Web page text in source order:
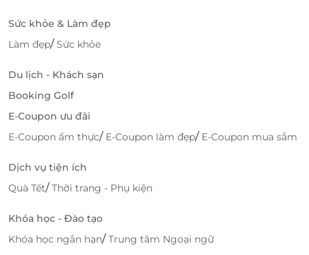
Đặt vé thông minh cùng LifeLink
Vì sao nên chọn LifeLink?
Tiết kiệm chi phí đến tối ưu so với mua tại điểm
đến.
Xác nhận booking nhanh chóng - nhận e-
Voucher dễ dàng.
Sức khỏe & Làm đẹp
Làm đẹp/Sức khỏe
Du lịch - Khách sạn
Booking Golf
E-Coupon ưu đãi
E-Coupon ẩm thực/ E-Coupon làm đẹp/ E-Coupon mua sắm
Dịch vụ tiện ích
Quà Tết/Thời trang - Phụ kiện
Khóa học - Đào tạo
Khóa học ngắn hạn/Trung tâm Ngoại ngữ